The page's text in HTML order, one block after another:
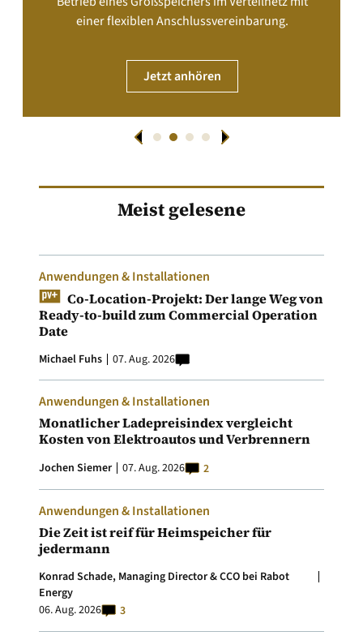
einer flexiblen Anschlussvereinbarung.
Jetzt anhören
Meist gelesene
Anwendungen & Installationen
Co-Location-Projekt: Der lange Weg von
Ready-to-build zum Commercial Operation
Date
Michael Fuhs 07. Aug. 2026
Anwendungen & Installationen
Monatlicher Ladepreisindex vergleicht
Kosten von Elektroautos und Verbrennern
Jochen Siemer 07. Aug. 2026 2
Anwendungen & Installationen
Die Zeit ist reif für Heimspeicher für
jedermann
Konrad Schade, Managing Director & CCO bei Rabot
Energy
06. Aug. 2026
3